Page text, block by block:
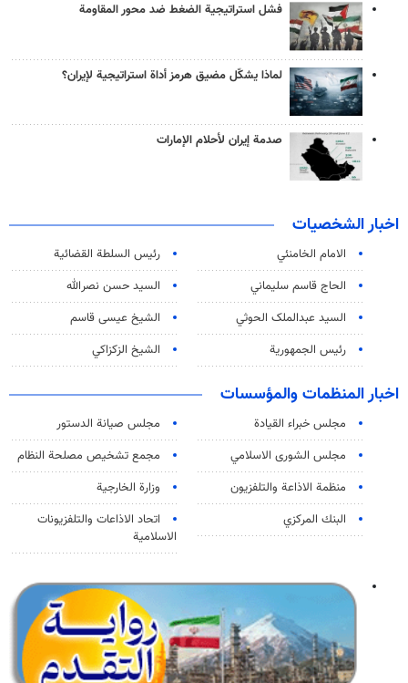
فشل استراتيجية الضغط ضد محور المقاومة
لماذا يشكّل مضيق هرمز أداة استراتيجية لإيران؟
صدمة إيران لأحلام الإمارات
اخبار الشخصيات
الامام الخامنئي
رئیس السلطة القضائیة
الحاج قاسم سليماني
السيد حسن نصرالله
السید عبدالملک الحوثي
الشيخ عيسى قاسم
رئيس الجمهورية
الشيخ الزكزاكي
اخبار المنظمات والمؤسسات
مجلس خبراء القيادة
مجلس صيانة الدستور
مجلس الشورى الاسلامي
مجمع تشخيص مصلحة النظام
منظمة الاذاعة والتلفزیون
وزارة الخارجية
البنك المركزي
اتحاد الاذاعات والتلفزيونات
الاسلامية